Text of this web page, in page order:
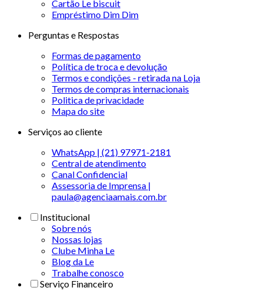
Cartão Le biscuit
Empréstimo Dim Dim
Perguntas e Respostas
Formas de pagamento
Política de troca e devolução
Termos e condições - retirada na Loja
Termos de compras internacionais
Politica de privacidade
Mapa do site
Serviços ao cliente
WhatsApp | (21) 97971-2181
Central de atendimento
Canal Confidencial
Assessoria de Imprensa |
paula@agenciaamais.com.br
Institucional
Sobre nós
Nossas lojas
Clube Minha Le
Blog da Le
Trabalhe conosco
Serviço Financeiro